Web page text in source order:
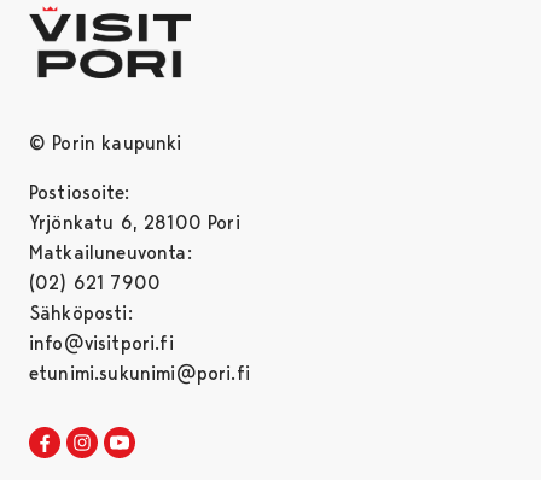
© Porin kaupunki
Postiosoite:
Yrjönkatu 6, 28100 Pori
Matkailuneuvonta:
(02) 621 7900
Sähköposti:
info@visitpori.fi
etunimi.sukunimi@pori.fi
Visit Pori Facebookissa
Avautuu uudessa välilehdessä
Visit Pori Instagrammissa
Avautuu uudessa välilehdessä